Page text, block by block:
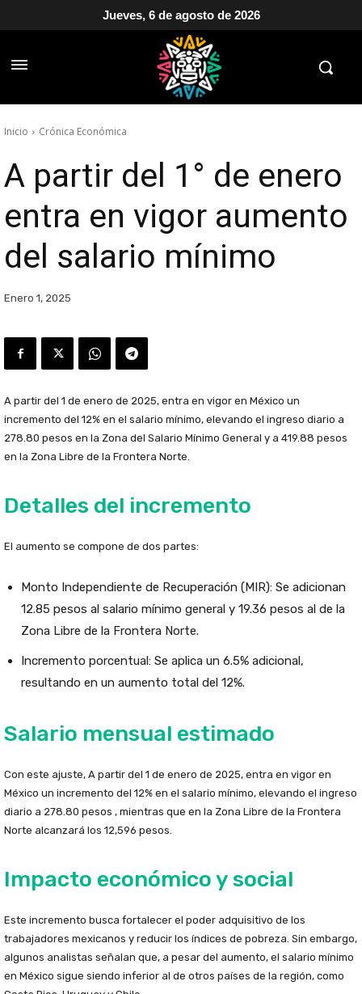
Jueves, 6 de agosto de 2026
Inicio Crónica Económica
A partir del 1° de enero
entra en vigor aumento
del salario mínimo
Enero 1, 2025
A partir del 1 de enero de 2025, entra en vigor en México un
incremento del 12% en el salario mínimo, elevando el ingreso diario a
278.80 pesos en la Zona del Salario Mínimo General y a 419.88 pesos
en la Zona Libre de la Frontera Norte.
Detalles del incremento
El aumento se compone de dos partes:
Monto Independiente de Recuperación (MIR): Se adicionan
12.85 pesos al salario mínimo general y 19.36 pesos al de la
Zona Libre de la Frontera Norte.
Incremento porcentual: Se aplica un 6.5% adicional,
resultando en un aumento total del 12%.
Salario mensual estimado
Con este ajuste, A partir del 1 de enero de 2025, entra en vigor en
México un incremento del 12% en el salario mínimo, elevando el ingreso
diario a 278.80 pesos , mientras que en la Zona Libre de la Frontera
Norte alcanzará los 12,596 pesos.
Impacto económico y social
Este incremento busca fortalecer el poder adquisitivo de los
trabajadores mexicanos y reducir los índices de pobreza. Sin embargo,
algunos analistas señalan que, a pesar del aumento, el salario mínimo
en México sigue siendo inferior al de otros países de la región, como